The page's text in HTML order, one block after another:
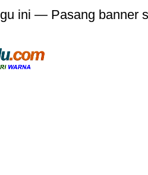
ini — Pasang banner